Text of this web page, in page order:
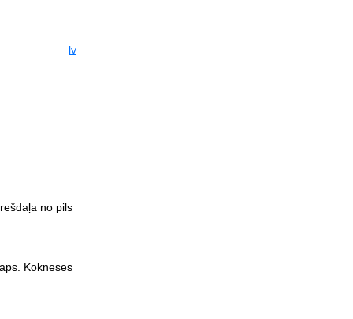
lv
no pils
Kokneses